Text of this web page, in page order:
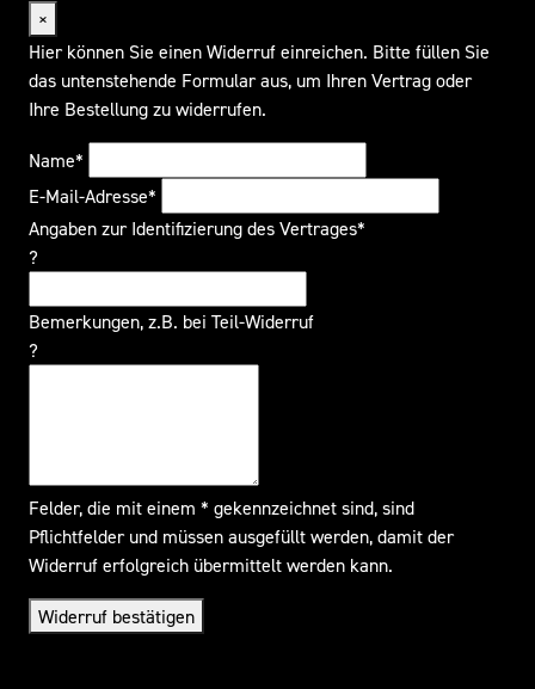
×
Hier können Sie einen Widerruf einreichen. Bitte füllen Sie
das untenstehende Formular aus, um Ihren Vertrag oder
Ihre Bestellung zu widerrufen.
Name*
E-Mail-Adresse*
Angaben zur Identifizierung des Vertrages*
?
Bemerkungen, z.B. bei Teil-Widerruf
?
Felder, die mit einem * gekennzeichnet sind, sind
Pflichtfelder und müssen ausgefüllt werden, damit der
Widerruf erfolgreich übermittelt werden kann.
Widerruf bestätigen